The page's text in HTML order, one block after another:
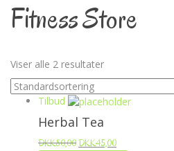
Fitness Store
Viser alle 2 resultater
Tilbud
Herbal Tea
DKK80,00DKK45,00